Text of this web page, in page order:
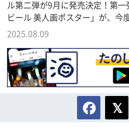
ル第二弾が9月に発売決定！第
ビール 美人画ポスター」が、今
2025.08.09